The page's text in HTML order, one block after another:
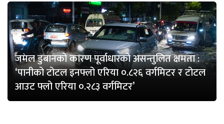
जमल डुबानको कारण पूर्वाधारको असन्तुलित क्षमता :
‘पानीको टोटल इनफ्लो एरिया ०.८२६ वर्गमिटर र टोटल
आउट फ्लो एरिया ०.२८३ वर्गमिटर’